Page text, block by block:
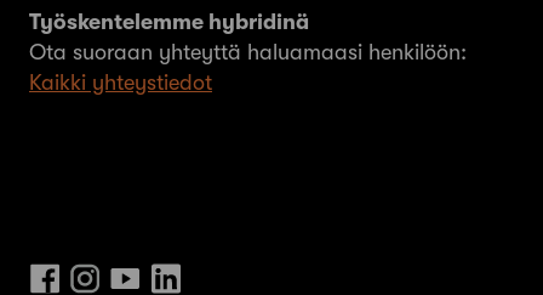
Työskentelemme hybridinä
Ota suoraan yhteyttä haluamaasi henkilöön:
Kaikki yhteystiedot